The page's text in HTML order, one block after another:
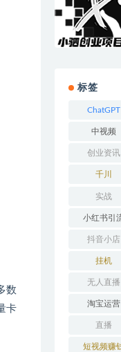
数
卡
标签
ChatGPT
中视频
创业资讯
千川
实战
小红书引
抖音小店
挂机
无人直播
淘宝运营
直播
短视频赚